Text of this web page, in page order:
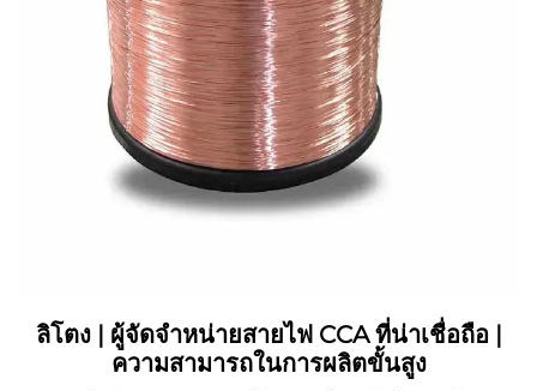
ลิโตง | ผู้จัดจำหน่ายสายไฟ CCA ที่น่าเชื่อถือ |
ความสามารถในการผลิตขั้นสูง